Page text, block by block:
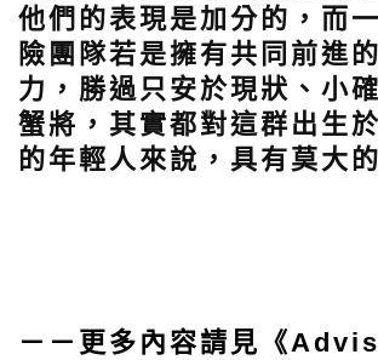
他們的表現是加分的，而
險團隊若是擁有共同前進
力，勝過只安於現狀、小
蟹將，其實都對這群出生
的年輕人來說，具有莫大
－－更多內容請見《